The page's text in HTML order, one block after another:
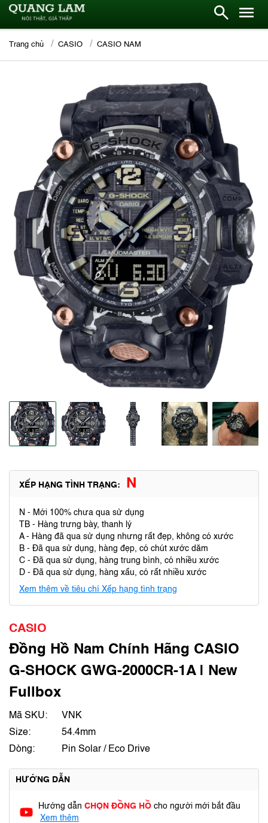
Trang chủ CASIO CASIO NAM
XẾP HẠNG TÌNH TRẠNG: N
N - Mới 100% chưa qua sử dụng
TB - Hàng trưng bày, thanh lý
A - Hàng đã qua sử dụng nhưng rất đẹp, không có xước
B - Đã qua sử dụng, hàng đẹp, có chút xước dăm
C - Đã qua sử dụng, hàng trung bình, có nhiều xước
D - Đã qua sử dụng, hàng xấu, có rất nhiều xước
Xem thêm về tiêu chí Xếp hạng tình trạng
CASIO
Đồng Hồ Nam Chính Hãng CASIO
G-SHOCK GWG-2000CR-1A | New
Fullbox
Mã SKU:
VNK
Size:
54.4mm
Dòng:
Pin Solar / Eco Drive
HƯỚNG DẪN
Hướng dẫn CHỌN ĐỒNG HỒ cho người mới bắt đầu
Xem thêm